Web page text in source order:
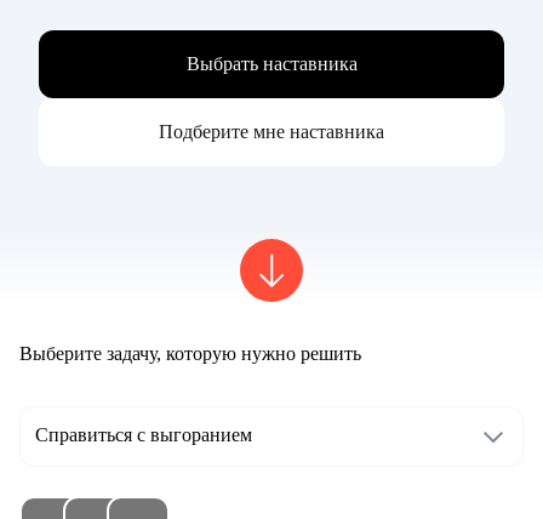
Выбрать наставника
Подберите мне наставника
Выберите задачу, которую нужно решить
Справиться с выгоранием